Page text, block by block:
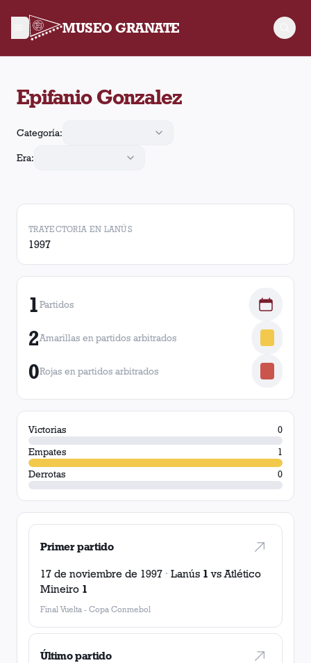
MUSEO GRANATE
Epifanio Gonzalez
Categoría:
Era:
TRAYECTORIA EN LANÚS
1997
1Partidos
2Amarillas en partidos arbitrados
0Rojas en partidos arbitrados
Victorias
0
Empates
1
Derrotas
0
Primer partido
17 de noviembre de 1997 · Lanús 1 vs Atlético
Mineiro 1
Final Vuelta - Copa Conmebol
Último partido